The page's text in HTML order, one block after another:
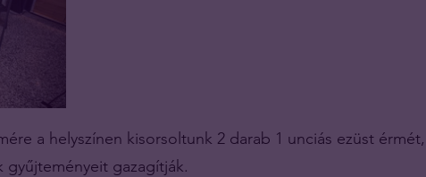
a helyszínen kisorsoltunk 2 darab 1 unciás ezüst érmét,
gyűjteményeit gazagítják.